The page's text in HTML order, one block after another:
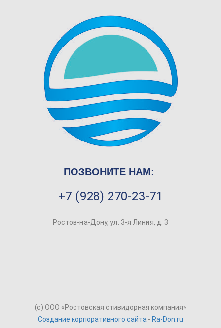
ПОЗВОНИТЕ НАМ:
+7 (928) 270-23-71
Ростов-на-Дону, ул. 3-я Линия, д. 3
(c) ООО «Ростовская стивидорная компания»
Создание корпоративного сайта - Ra-Don.ru